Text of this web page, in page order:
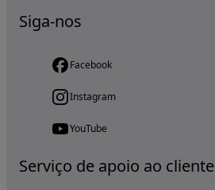
Siga-nos
Facebook
Instagram
YouTube
Serviço de apoio ao cliente